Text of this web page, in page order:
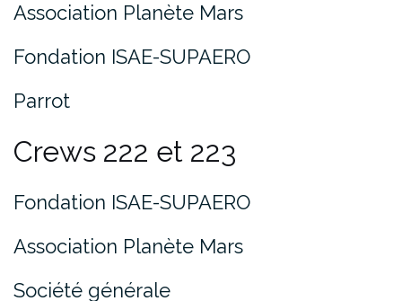
Association Planète Mars
Fondation ISAE-SUPAERO
Parrot
Crews 222 et 223
Fondation ISAE-SUPAERO
Association Planète Mars
Société générale